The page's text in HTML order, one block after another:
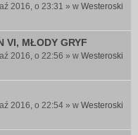
2016, o 23:31 » w Westeroski
VI, MŁODY GRYF
2016, o 22:56 » w Westeroski
2016, o 22:54 » w Westeroski